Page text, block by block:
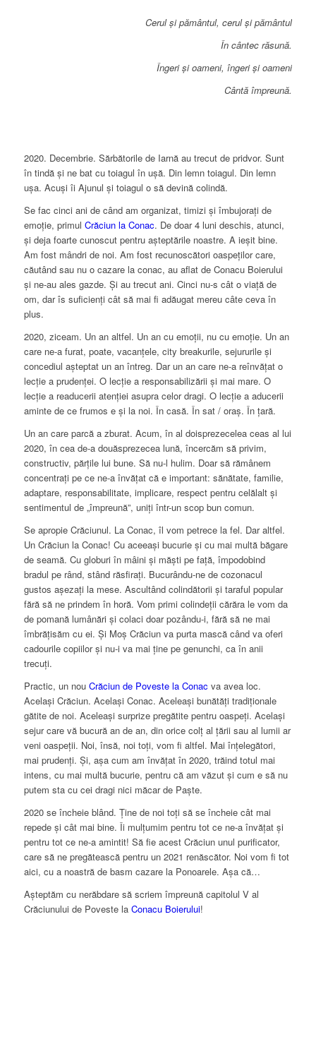
Cerul și pământul, cerul și pământul
În cântec răsună.
Îngeri și oameni, îngeri și oameni
Cântă împreună.
2020. Decembrie. Sărbătorile de Iarnă au trecut de pridvor. Sunt
în tindă și ne bat cu toiagul în ușă. Din lemn toiagul. Din lemn
ușa. Acuși îi Ajunul și toiagul o să devină colindă.
Se fac cinci ani de când am organizat, timizi și îmbujorați de
emoție, primul Crăciun la Conac. De doar 4 luni deschis, atunci,
și deja foarte cunoscut pentru așteptările noastre. A ieșit bine.
Am fost mândri de noi. Am fost recunoscători oaspeților care,
căutând sau nu o cazare la conac, au aflat de Conacu Boierului
și ne-au ales gazde. Și au trecut ani. Cinci nu-s cât o viață de
om, dar îs suficienți cât să mai fi adăugat mereu câte ceva în
plus.
2020, ziceam. Un an altfel. Un an cu emoții, nu cu emoție. Un an
care ne-a furat, poate, vacanțele, city breakurile, sejururile și
concediul așteptat un an întreg. Dar un an care ne-a reînvățat o
lecție a prudenței. O lecție a responsabilizării și mai mare. O
lecție a readucerii atenției asupra celor dragi. O lecție a aducerii
aminte de ce frumos e și la noi. În casă. În sat / oraș. În țară.
Un an care parcă a zburat. Acum, în al doisprezecelea ceas al lui
2020, în cea de-a douăsprezecea lună, încercăm să privim,
constructiv, părțile lui bune. Să nu-l hulim. Doar să rămânem
concentrați pe ce ne-a învățat că e important: sănătate, familie,
adaptare, responsabilitate, implicare, respect pentru celălalt și
sentimentul de „împreună”, uniți într-un scop bun comun.
Se apropie Crăciunul. La Conac, îl vom petrece la fel. Dar altfel.
Un Crăciun la Conac! Cu aceeași bucurie și cu mai multă băgare
de seamă. Cu globuri în mâini și măști pe față, împodobind
bradul pe rând, stând răsfirați. Bucurându-ne de cozonacul
gustos așezați la mese. Ascultând colindătorii și taraful popular
fără să ne prindem în horă. Vom primi colindeții cărăra le vom da
de pomană lumânări și colaci doar pozându-i, fără să ne mai
îmbrățisăm cu ei. Și Moș Crăciun va purta mască când va oferi
cadourile copiilor și nu-i va mai ține pe genunchi, ca în anii
trecuți.
Practic, un nou Crăciun de Poveste la Conac va avea loc.
Același Crăciun. Același Conac. Aceleași bunătăți tradiționale
gătite de noi. Aceleași surprize pregătite pentru oaspeți. Același
sejur care vă bucură an de an, din orice colț al țării sau al lumii ar
veni oaspeții. Noi, însă, noi toți, vom fi altfel. Mai înțelegători,
mai prudenți. Și, așa cum am învățat în 2020, trăind totul mai
intens, cu mai multă bucurie, pentru că am văzut și cum e să nu
putem sta cu cei dragi nici măcar de Paște.
2020 se încheie blând. Ține de noi toți să se încheie cât mai
repede și cât mai bine. Îi mulțumim pentru tot ce ne-a învățat și
pentru tot ce ne-a amintit! Să fie acest Crăciun unul purificator,
care să ne pregătească pentru un 2021 renăscător. Noi vom fi tot
aici, cu a noastră de basm cazare la Ponoarele. Așa că…
Așteptăm cu nerăbdare să scriem împreună capitolul V al
Crăciunului de Poveste la Conacu Boierului!